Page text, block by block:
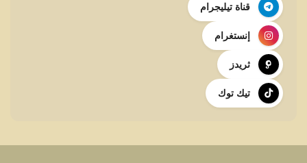
قناة تيليجرام
إنستغرام
ثريدز
تيك توك